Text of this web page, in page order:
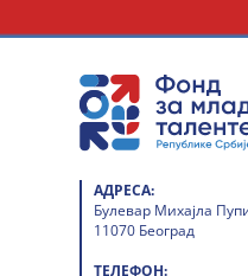
АДРЕСА:
Булевар Михајла
11070 Београд
ТЕЛЕФОН: